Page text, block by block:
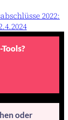
2022:
oder